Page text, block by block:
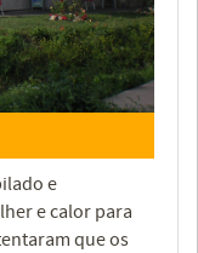
e
e calor para
que os